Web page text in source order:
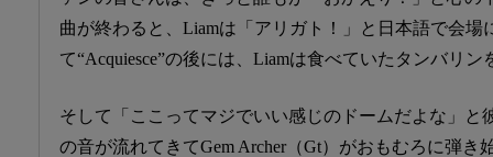
曲が終わると、Liamは「アリガト！」と日本語で会場
て“Acquiesce”の後には、Liamは食べていたタンバリ
そして「ここってマジでいい感じのドームだよな」と
の音が流れてきてGem Archer（Gt）がおもむろに弾き